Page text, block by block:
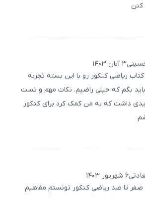
کنن
۳ آبان ۱۴۰۳
ریاضی کنکور رو با این بسته تجربه
بگم که خیلی راضیم. نکات مهم و تست‌
داشت که به من کمک کرد برای کنکور
۶ شهریور ۱۴۰۳
صفر تا صد ریاضی کنکور تونستم مفاهیم